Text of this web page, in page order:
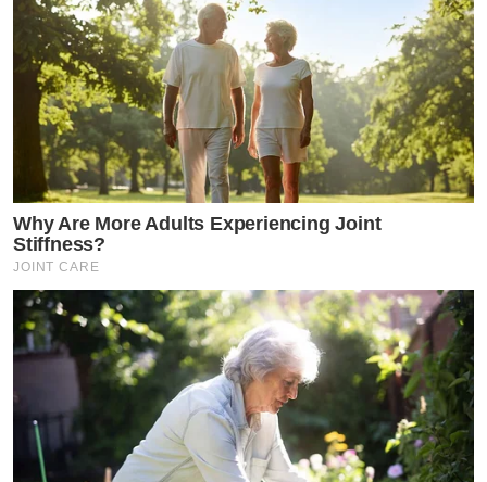
Why Are More Adults Experiencing Joint
Stiffness?
JOINT CARE